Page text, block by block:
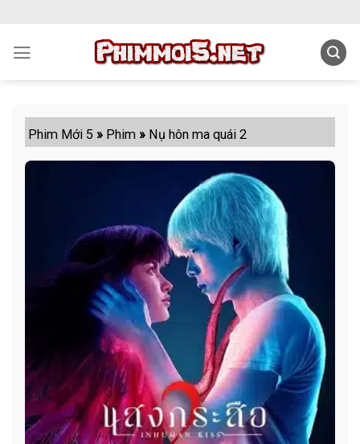
content
Phim Mới 5 » Phim » Nụ hôn ma quái 2